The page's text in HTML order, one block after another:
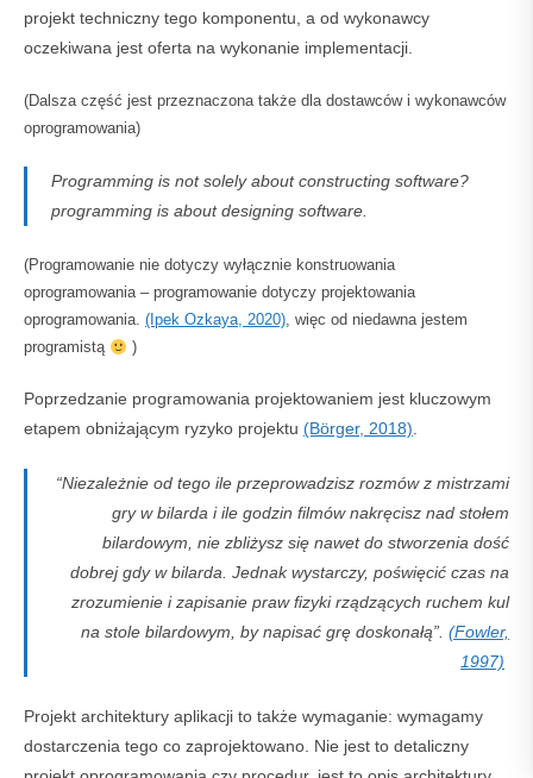
projekt techniczny tego komponentu, a od wykonawcy
oczekiwana jest oferta na wykonanie implementacji.
(Dalsza część jest przeznaczona także dla dostawców i wykonawców
oprogramowania)
Programming is not solely about constructing software?
programming is about designing software.
(Programowanie nie dotyczy wyłącznie konstruowania
oprogramowania – programowanie dotyczy projektowania
oprogramowania. (Ipek Ozkaya, 2020), więc od niedawna jestem
programistą
)
Poprzedzanie programowania projektowaniem jest kluczowym
etapem obniżającym ryzyko projektu (Börger, 2018).
“Niezależnie od tego ile przeprowadzisz rozmów z mistrzami
gry w bilarda i ile godzin filmów nakręcisz nad stołem
bilardowym, nie zbliżysz się nawet do stworzenia dość
dobrej gdy w bilarda. Jednak wystarczy, poświęcić czas na
zrozumienie i zapisanie praw fizyki rządzących ruchem kul
na stole bilardowym, by napisać grę doskonałą”. (Fowler,
1997)
Projekt architektury aplikacji to także wymaganie: wymagamy
dostarczenia tego co zaprojektowano. Nie jest to detaliczny